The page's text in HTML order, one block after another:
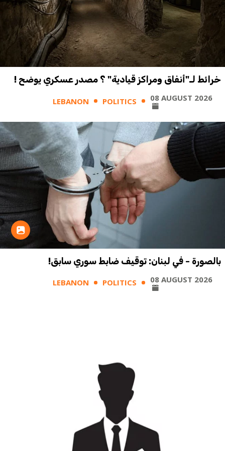
خرائط لـ"أنفاق ومراكز قيادية" ؟ مصدر عسكري يوضح !
LEBANON POLITICS 08 AUGUST 2026
بالصورة - في لبنان: توقيف ضابط سوري سابق!
LEBANON POLITICS 08 AUGUST 2026